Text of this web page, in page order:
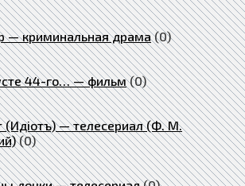
— криминальная драма (0)
44-го… — фильм (0)
(Идiотъ) — телесериал (Ф. М.
(0)